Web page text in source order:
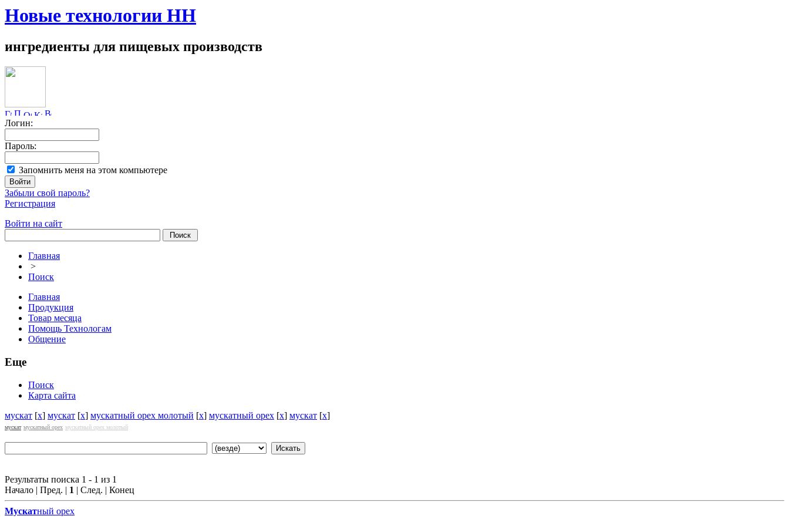
Новые технологии НН
ингредиенты для пищевых производств
Логин:
Пароль:
Запомнить меня на этом компьютере
Забыли свой пароль?
Регистрация
Войти на сайт
Главная
>
Поиск
Главная
Продукция
Товар месяца
Помощь Технологам
Общение
Еще
Поиск
Карта сайта
мускат [x] мускат [x] мускатный орех молотый [x] мускатный орех [x] мускат [x]
мускат мускатный орех мускатный орех молотый
Результаты поиска 1 - 1 из 1
Начало | Пред. | 1 | След. | Конец
Мускатный орех